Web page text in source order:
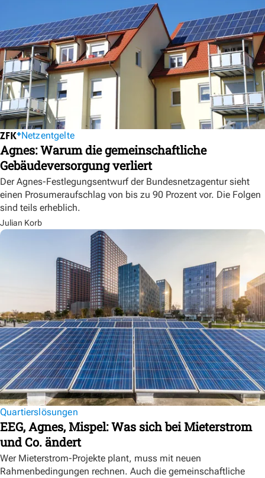
Netzentgelte
Agnes: Warum die gemeinschaftliche
Gebäudeversorgung verliert
Der Agnes-Festlegungsentwurf der Bundesnetzagentur sieht
einen Prosumeraufschlag von bis zu 90 Prozent vor. Die Folgen
sind teils erheblich.
Julian Korb
Quartierslösungen
EEG, Agnes, Mispel: Was sich bei Mieterstrom
und Co. ändert
Wer Mieterstrom-Projekte plant, muss mit neuen
Rahmenbedingungen rechnen. Auch die gemeinschaftliche